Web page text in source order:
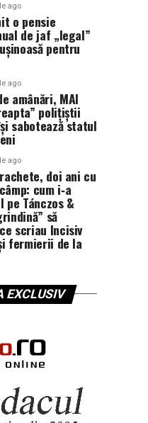
ago
o pensie
de jaf „legal”
pentru
ago
amânări, MAI
polițiștii
sabotează statul
ago
doi ani cu
cum i‑a
Tánczos &
să
scriau Incisiv
fermierii de la
EXCLUSIV